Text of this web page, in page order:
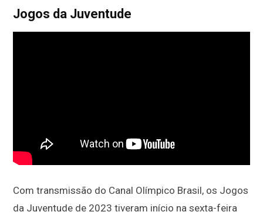
Jogos da Juventude
Com transmissão do Canal Olímpico Brasil, os Jogos
da Juventude de 2023 tiveram início na sexta-feira